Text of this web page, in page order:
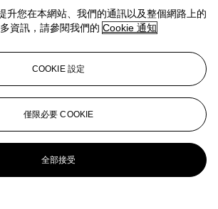
International Specialist
紙作、印象派及現代藝術
升您在本網站、我們的通訊以及整個網路上的
資訊，請參閱我們的 Cookie 通知
COOKIE 設定
僅限必要 COOKIE
全部接受